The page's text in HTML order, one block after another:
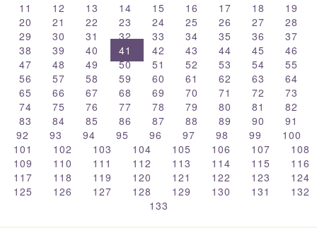
11 12 13 14 15 16 17 18
19
20
21 22 23 24 25 26 27
28
29
30 31 32 33 34 35 36
37
38
39 40 41 42 43 44 45
46
47
48 49 50 51 52 53 54
55
56
57 58 59 60 61 62 63
64
65
66 67 68 69 70 71 72
73
74
75 76 77 78 79 80 81
82
83
84 85 86 87 88 89 90
91
92
93 94 95 96 97 98 99
100
101
102 103 104 105 106 107
108
109
110 111 112 113 114 115
116
117
118 119 120 121 122 123
124
125
126 127 128 129 130 131
132
133